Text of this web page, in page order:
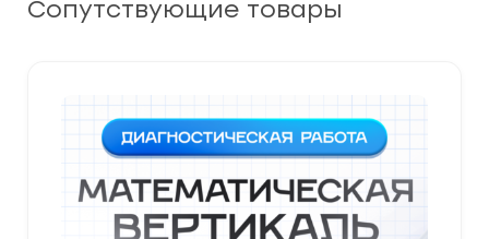
Сопутствующие товары